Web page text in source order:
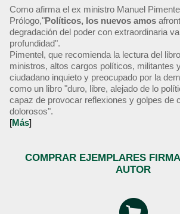
Como afirma el ex ministro Manuel
Prólogo,"Políticos, los nuevos amos
degradación del poder con extraordinaria
profundidad".
Pimentel, que recomienda la lectura del
ministros, altos cargos políticos, militantes
ciudadano inquieto y preocupado por la
como un libro "duro, libre, alejado de lo
capaz de provocar reflexiones y golpes de
dolorosos".
[Más]
COMPRAR EJEMPLARES
AUTOR